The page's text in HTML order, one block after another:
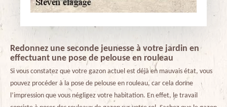
Redonnez une seconde jeunesse à votre jardin en
effectuant une pose de pelouse en rouleau
Si vous constatez que votre gazon actuel est déjà en mauvais état, vous
pouvez procéder à la pose de pelouse en rouleau, car cela donne
l’impression que vous négligez votre habitation. En effet, le travail